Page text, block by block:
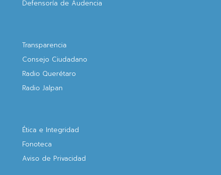
Defensoría de Audencia
Transparencia
Consejo Ciudadano
Radio Querétaro
Radio Jalpan
Ética e Integridad
Fonoteca
Aviso de Privacidad